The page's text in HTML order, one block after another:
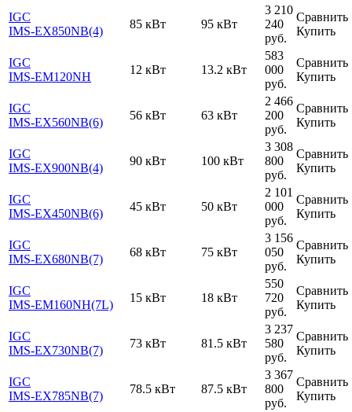
IGC
IMS-EX850NB(4)
85 кВт 95 кВт
3 210
240
руб.
Сравнить
Купить
IGC
IMS-EM120NH
12 кВт 13.2 кВт
583
000
руб.
Сравнить
Купить
IGC
IMS-EX560NB(6)
56 кВт 63 кВт
2 466
200
руб.
Сравнить
Купить
IGC
IMS-EX900NB(4)
90 кВт 100 кВт
3 308
800
руб.
Сравнить
Купить
IGC
IMS-EX450NB(6)
45 кВт 50 кВт
2 101
000
руб.
Сравнить
Купить
IGC
IMS-EX680NB(7)
68 кВт 75 кВт
3 156
050
руб.
Сравнить
Купить
IGC
IMS-EM160NH(7L)
15 кВт 18 кВт
550
720
руб.
Сравнить
Купить
IGC
IMS-EX730NB(7)
73 кВт 81.5 кВт
3 237
580
руб.
Сравнить
Купить
IGC
IMS-EX785NB(7)
78.5 кВт 87.5 кВт
3 367
800
руб.
Сравнить
Купить